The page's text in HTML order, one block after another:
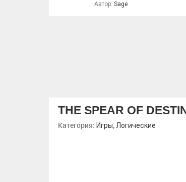
Автор: Sage
THE SPEAR OF
Категория: Игры, Логические